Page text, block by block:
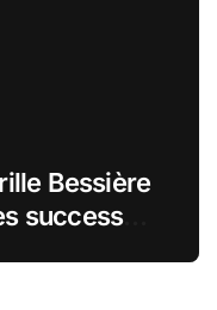
Bessière
success